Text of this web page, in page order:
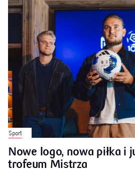
Sport
Nowe logo, nowa piłka i
trofeum Mistrza